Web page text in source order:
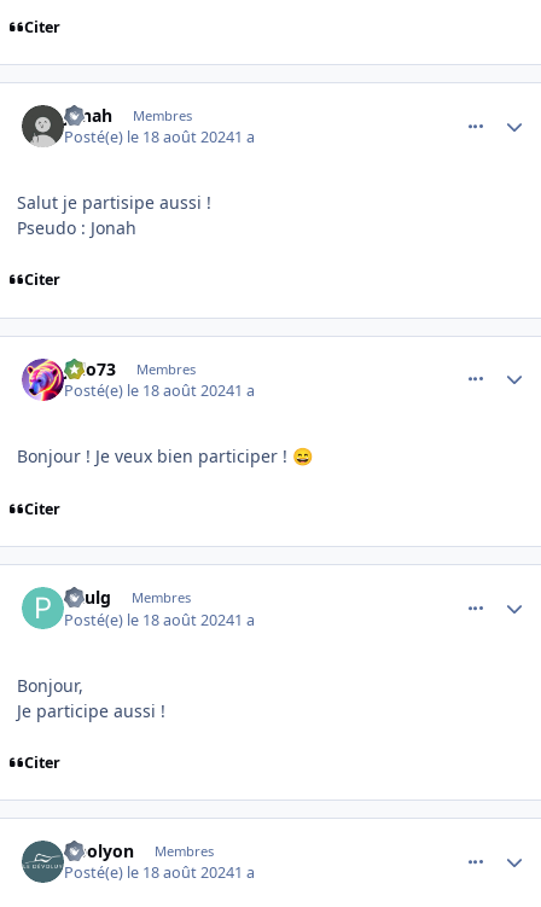
Citer
Jonah Membres
Posté(e) le 18 août 20241 a
Salut je partisipe aussi !
Pseudo : Jonah
Citer
Julo73 Membres
Posté(e) le 18 août 20241 a
Bonjour ! Je veux bien participer ! 😄
Citer
Paulg Membres
Posté(e) le 18 août 20241 a
Bonjour,
Je participe aussi !
Citer
tibolyon Membres
Posté(e) le 18 août 20241 a